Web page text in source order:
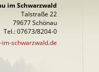
im Schwarzwald
Talstraße 22
79677 Schönau
Tel.: 07673/8204-0
im-schwarzwald.de